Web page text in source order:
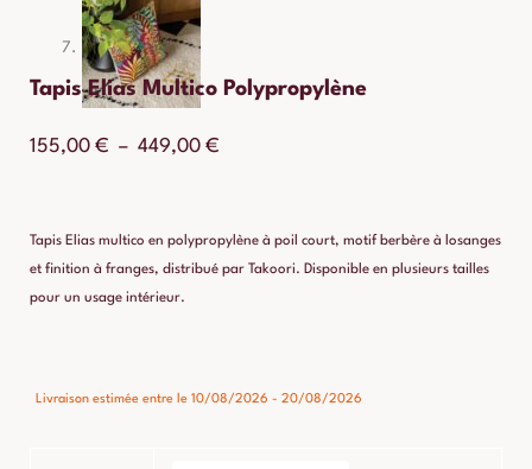
Tapis Elias Multico Polypropylène
155,00 € – 449,00 €
155,00 €
Tapis Elias multico en polypropylène à poil court, motif berbère à losanges
et finition à franges, distribué par Takoori. Disponible en plusieurs tailles
pour un usage intérieur.
Livraison estimée entre le 10/08/2026 - 20/08/2026